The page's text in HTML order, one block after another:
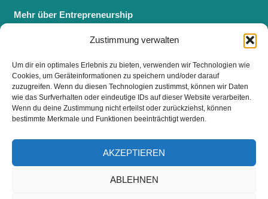
Zustimmung verwalten
Um dir ein optimales Erlebnis zu bieten, verwenden wir Technologien wie
Cookies, um Geräteinformationen zu speichern und/oder darauf
zuzugreifen. Wenn du diesen Technologien zustimmst, können wir Daten
wie das Surfverhalten oder eindeutige IDs auf dieser Website verarbeiten.
Wenn du deine Zustimmung nicht erteilst oder zurückziehst, können
bestimmte Merkmale und Funktionen beeinträchtigt werden.
AKZEPTIEREN
ABLEHNEN
Mehr über Entrepreneurship
Berufsbegleitender Master BWL
Fernstudium Master BWL
FOLGE UNS